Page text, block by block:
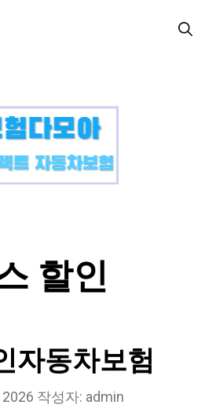
할인
자동차보험
2026 작성자: admin